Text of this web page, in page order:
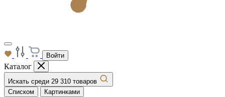
Войти
Каталог
Искать среди 29 310 товаров
Списком
Картинками